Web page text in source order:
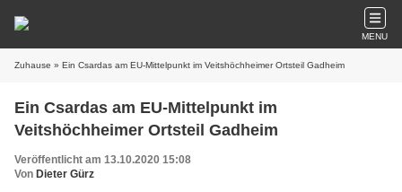
MENU
Zuhause » Ein Csardas am EU-Mittelpunkt im Veitshöchheimer Ortsteil Gadheim
Ein Csardas am EU-Mittelpunkt im
Veitshöchheimer Ortsteil Gadheim
Veröffentlicht am 13.10.2020 15:08
Von Dieter Gürz